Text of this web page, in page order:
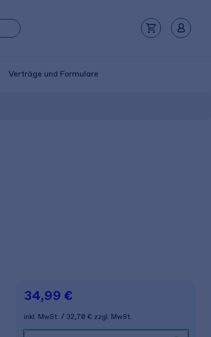
Verträge und Formulare
34,99 €
inkl. MwSt. 32,70 € zzgl. MwSt.